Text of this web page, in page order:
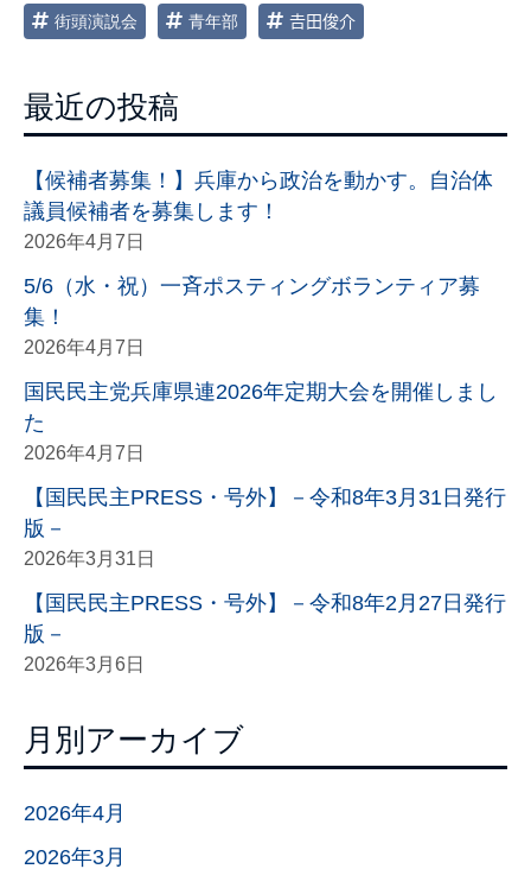
街頭演説会 青年部 𠮷田俊介
最近の投稿
【候補者募集！】兵庫から政治を動かす。自治体
議員候補者を募集します！
2026年4月7日
5/6（水・祝）一斉ポスティングボランティア募
集！
2026年4月7日
国民民主党兵庫県連2026年定期大会を開催しまし
た
2026年4月7日
【国民民主PRESS・号外】－令和8年3月31日発行
版－
2026年3月31日
【国民民主PRESS・号外】－令和8年2月27日発行
版－
2026年3月6日
月別アーカイブ
2026年4月
2026年3月